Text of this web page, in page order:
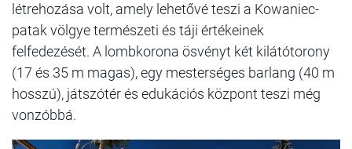
létrehozása volt, amely lehetővé teszi a Kowaniec-
patak völgye természeti és táji értékeinek
felfedezését. A lombkorona ösvényt két kilátótorony
(17 és 35 m magas), egy mesterséges barlang (40 m
hosszú), játszótér és edukációs központ teszi még
vonzóbbá.